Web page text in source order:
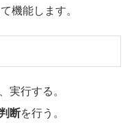
機能します。
実行する。
断を行う。